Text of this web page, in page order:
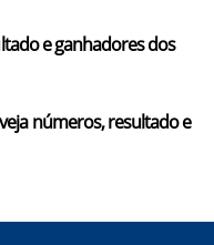
e ganhadores dos
números, resultado e